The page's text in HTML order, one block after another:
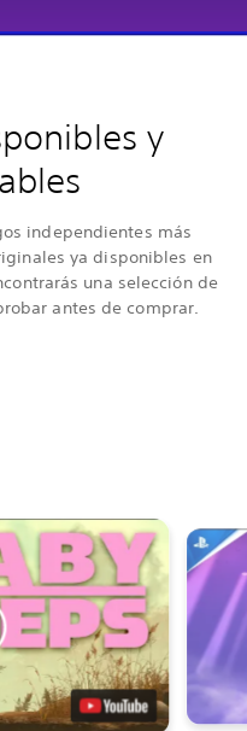
y
independientes más
ya disponibles en
una selección de
antes de comprar.